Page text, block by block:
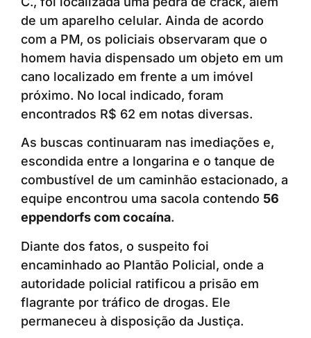
de um aparelho celular. Ainda de acordo
com a PM, os policiais observaram que o
homem havia dispensado um objeto em um
cano localizado em frente a um imóvel
próximo. No local indicado, foram
encontrados R$ 62 em notas diversas.
As buscas continuaram nas imediações e,
escondida entre a longarina e o tanque de
combustível de um caminhão estacionado, a
equipe encontrou uma sacola contendo 56
eppendorfs com cocaína.
Diante dos fatos, o suspeito foi
encaminhado ao Plantão Policial, onde a
autoridade policial ratificou a prisão em
flagrante por tráfico de drogas. Ele
permaneceu à disposição da Justiça.